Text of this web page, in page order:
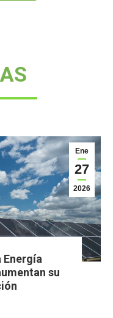
Ene
27
2026
Energía
su